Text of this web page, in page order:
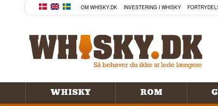
OM WHISKY.DK INVESTERING I WHISKY
WHISKY ROM